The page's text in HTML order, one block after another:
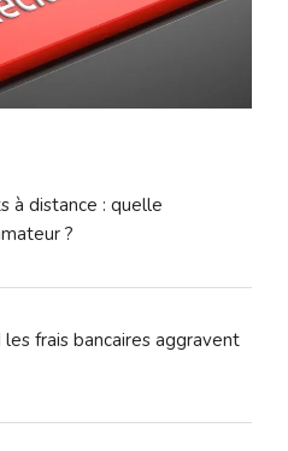
à distance : quelle
?
frais bancaires aggravent